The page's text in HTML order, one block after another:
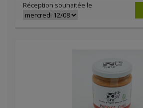
Réception souhaitée le